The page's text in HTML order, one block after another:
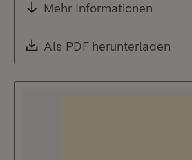
Mehr Informationen
Download:
Als PDF herunterladen